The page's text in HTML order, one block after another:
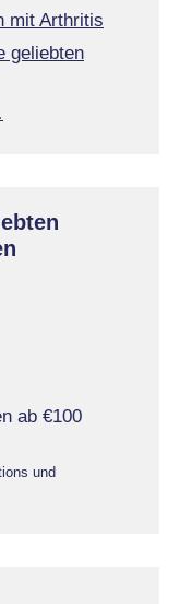
mit Arthritis
geliebten
ab €100
und